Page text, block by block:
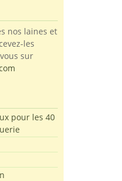
nos laines et
les
sur
pour les 40